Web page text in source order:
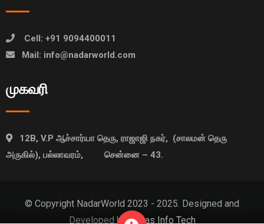
Cell: +91 9094400011
Mail: info@nadarworld.com
முகவரி
12B, V.P ஆச்சார்யா தெரு, ராஜாஜி நகர், (சாலமன் தெரு
அருகில்), பல்லாவரம், சென்னை – 43.
© Copyright NadarWorld 2023 - 2025. Designed and
Developed byIdatas Info Tech